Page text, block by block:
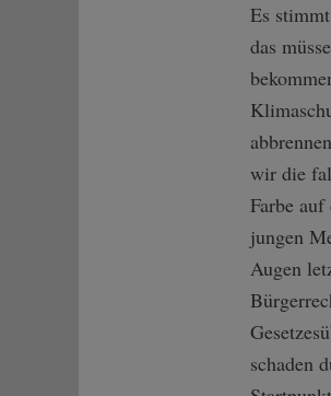
Es
das
wir die
Farbe
jungen
Augen
schaden